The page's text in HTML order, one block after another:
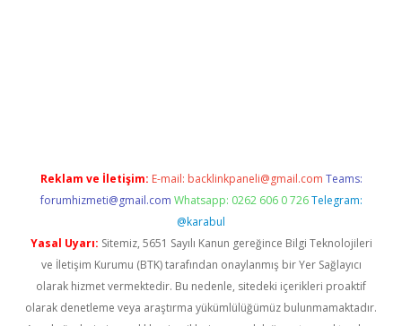
Reklam ve İletişim: E-mail: backlinkpaneli@gmail.com Teams:
forumhizmeti@gmail.com Whatsapp: 0262 606 0 726 Telegram:
@karabul
Yasal Uyarı: Sitemiz, 5651 Sayılı Kanun gereğince Bilgi Teknolojileri
ve İletişim Kurumu (BTK) tarafından onaylanmış bir Yer Sağlayıcı
olarak hizmet vermektedir. Bu nedenle, sitedeki içerikleri proaktif
olarak denetleme veya araştırma yükümlülüğümüz bulunmamaktadır.